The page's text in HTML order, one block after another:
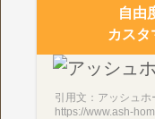
自由
カス
引用文：アッシュホ
https://www.ash-